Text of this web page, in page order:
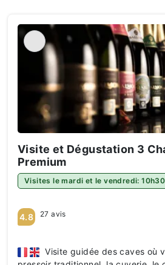
Visite et Dégustation 3
Premium
Visites le mardi et le vendredi: 10h30
Visite guidée des caves où
4.8 27 avis